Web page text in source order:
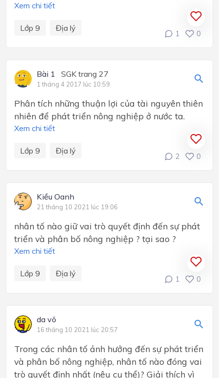
Xem chi tiết
Lớp 9 Địa lý
1 0
Bài 1 SGK trang 27
1 tháng 4 2017 lúc 10:59
Phân tích những thuận lợi của tài nguyên thiên
nhiên để phát triển nông nghiệp ở nước ta.
Xem chi tiết
Lớp 9 Địa lý
2 0
Kiều Oanh
21 tháng 10 2021 lúc 19:06
nhân tố nào giữ vai trò quyết định đến sự phát
triển và phân bố nông nghiệp ? tại sao ?
Xem chi tiết
Lớp 9 Địa lý
1 0
da võ
16 tháng 10 2021 lúc 20:57
Trong các nhân tố ảnh hưởng đến sự phát triển
và phân bố nông nghiệp, nhân tố nào đóng vai
trò quyết định nhất (nêu cụ thể)? Giải thích vì